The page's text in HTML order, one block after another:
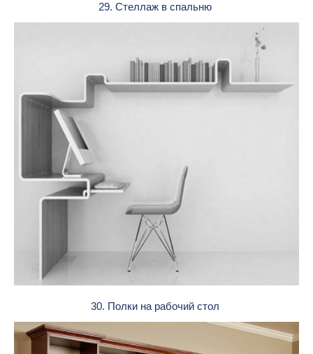
29. Стеллаж в спальню
30. Полки на рабочий стол